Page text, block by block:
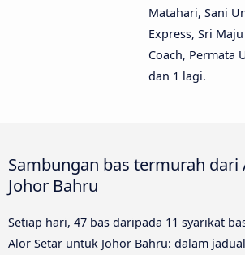
Matahari, Sani
Express, Sri
Coach, Permata
dan 1 lagi.
Sambungan bas termurah dari
Johor Bahru
Setiap hari, 47 bas daripada 11 syarikat
Alor Setar untuk Johor Bahru: dalam